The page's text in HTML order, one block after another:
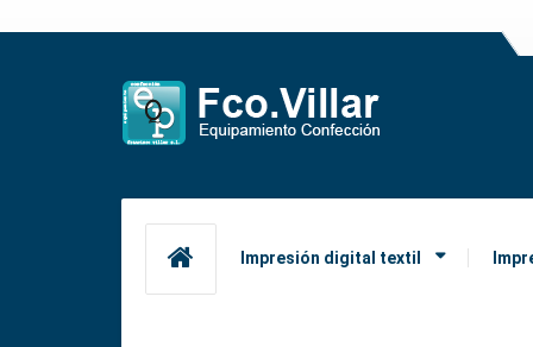
Impresión digital textil